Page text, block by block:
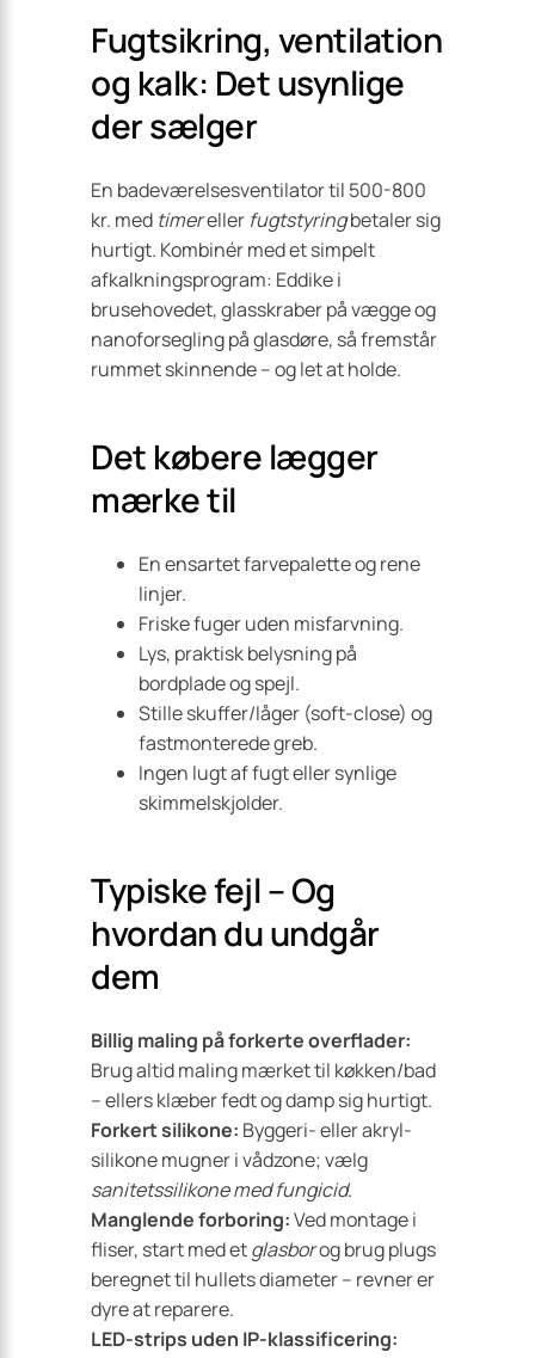
Fugtsikring, ventilation
og kalk: Det usynlige
der sælger
En badeværelses­ventilator til 500-800
kr. med timereller fugtstyringbetaler sig
hurtigt. Kombinér med et simpelt
afkalknings­program: Eddike i
brusehovedet, glasskraber på vægge og
nanoforsegling på glasdøre, så fremstår
rummet skinnende – og let at holde.
Det købere lægger
mærke til
En ensartet farve­palette og rene
linjer.
Friske fuger uden misfarvning.
Lys, praktisk belysning på
bordplade og spejl.
Stille skuffer/låger (soft-close) og
fastmonterede greb.
Ingen lugt af fugt eller synlige
skimmelskjolder.
Typiske fejl – Og
hvordan du undgår
dem
Billig maling på forkerte overflader:
Brug altid maling mærket til køkken/bad
– ellers klæber fedt og damp sig hurtigt.
Forkert silikone: Byggeri- eller akryl­
silikone mugner i vådzone; vælg
sanitets­silikone med fungicid.
Manglende forboring:Ved montage i
fliser, start med etglasborog brug plugs
beregnet til hullets diameter – revner er
dyre at reparere.
LED-strips uden IP-klassificering: